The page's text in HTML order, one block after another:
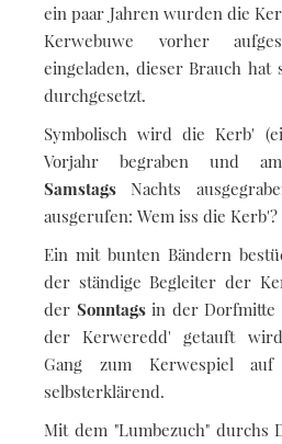
ein paar Jahren wurden die
Kerwebuwe vorher
eingeladen, dieser Brauch
durchgesetzt.
Symbolisch wird die Kerb'
Vorjahr begraben und am
Samstags Nachts
ausgerufen: Wem iss die Kerb'?
Ein mit bunten Bändern
der ständige Begleiter der
der Sonntagsin der Dorfmitte
der Kerweredd' getauft
Gang zum Kerwespiel
selbsterklärend.
Mit dem "Lumbezuch" durchs